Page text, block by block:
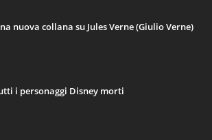
nuova collana su Jules Verne (Giulio Verne)
i personaggi Disney morti